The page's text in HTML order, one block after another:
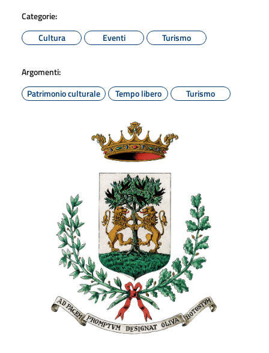
Categorie:
Cultura
Eventi Turismo
Argomenti:
Patrimonio culturale
Tempo libero Turismo